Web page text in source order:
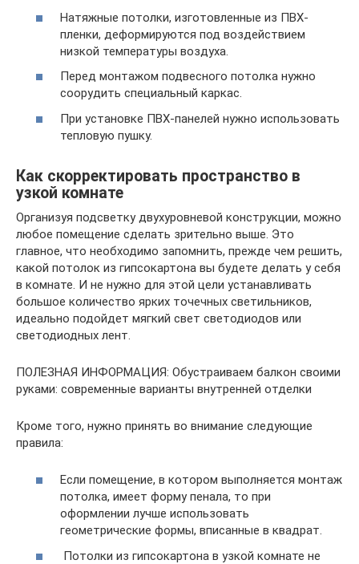
Натяжные потолки, изготовленные из ПВХ-
пленки, деформируются под воздействием
низкой температуры воздуха.
Перед монтажом подвесного потолка нужно
соорудить специальный каркас.
При установке ПВХ-панелей нужно использовать
тепловую пушку.
Как скорректировать пространство в
узкой комнате
Организуя подсветку двухуровневой конструкции, можно
любое помещение сделать зрительно выше. Это
главное, что необходимо запомнить, прежде чем решить,
какой потолок из гипсокартона вы будете делать у себя
в комнате. И не нужно для этой цели устанавливать
большое количество ярких точечных светильников,
идеально подойдет мягкий свет светодиодов или
светодиодных лент.
ПОЛЕЗНАЯ ИНФОРМАЦИЯ: Обустраиваем балкон своими
руками: современные варианты внутренней отделки
Кроме того, нужно принять во внимание следующие
правила:
Если помещение, в котором выполняется монтаж
потолка, имеет форму пенала, то при
оформлении лучше использовать
геометрические формы, вписанные в квадрат.
Потолки из гипсокартона в узкой комнате не